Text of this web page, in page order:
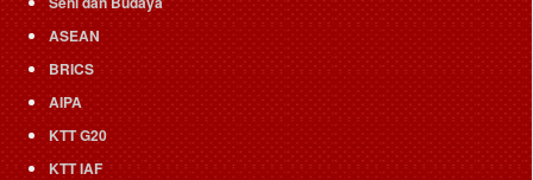
ASEAN
BRICS
AIPA
KTT G20
KTT IAF